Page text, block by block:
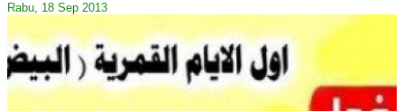
Rabu, 18 Sep 2013